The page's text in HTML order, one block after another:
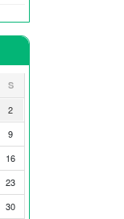
S
2
9
16
23
30